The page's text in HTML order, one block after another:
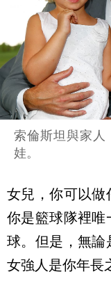
索倫斯坦與家人
娃。
女兒，你可以做
你是籃球隊裡
球。但是，無
女強人是你年長